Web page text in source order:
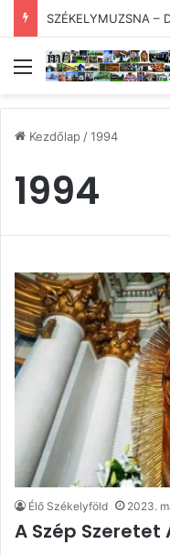
SZÉKELYMUZSNA –
Menü
Kezdőlap/1994
1994
Élő Székelyföld 2023.
A Szép